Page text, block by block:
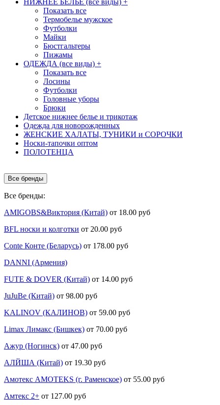
Показать все
Термобелье мужское
Футболки
Майки
Бюстгальтеры
Пижамы
ОДЕЖДА (все виды) +
Показать все
Лосины
Футболки
Головные уборы
Брюки
Детское нижнее белье и трикотаж
Одежда для новорожденных
ЖЕНСКИЕ ХАЛАТЫ, ТУНИКИ и СОРОЧКИ
Носки-тапочки оптом
ПОЛОТЕНЦА
Все бренды
Все бренды:
AMIGOBS&Виктория (Китай) от 18.00 руб
BFL носки и колготки от 20.00 руб
Conte Конте (Беларусь) от 178.00 руб
DANNI (Армения)
FUTE & DOVER (Китай) от 14.00 руб
JuJuBe (Китай) от 98.00 руб
KALINOV (КАЛИНОВ) от 59.00 руб
Limax Лимакс (Бишкек) от 70.00 руб
Ажур (Ногинск) от 47.00 руб
АЛЙША (Китай) от 19.30 руб
Амотекс AMOTEKS (г. Раменское) от 55.00 руб
Амтекс 2+ от 127.00 руб